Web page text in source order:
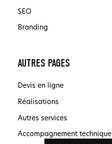
SEO
Branding
AUTRES PAGES
Devis en ligne
Réalisations
Autres services
Accompagnement technique